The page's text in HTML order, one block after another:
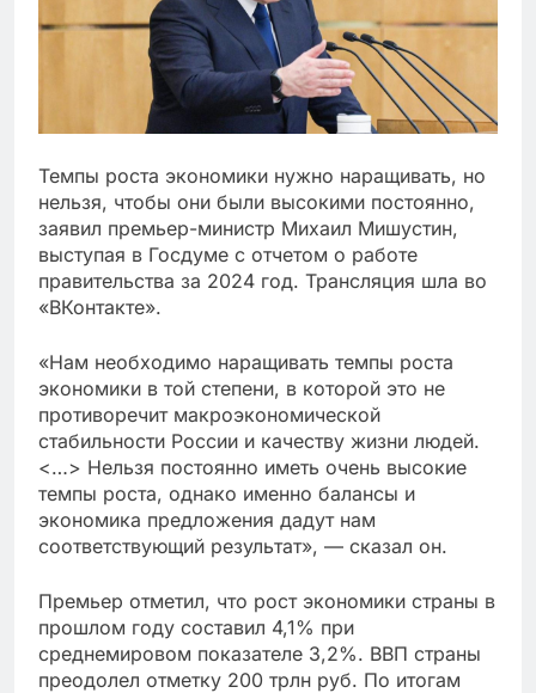
Темпы роста экономики нужно наращивать, но
нельзя, чтобы они были высокими постоянно,
заявил премьер-министр Михаил Мишустин,
выступая в Госдуме с отчетом о работе
правительства за 2024 год. Трансляция шла во
«ВКонтакте».
«Нам необходимо наращивать темпы роста
экономики в той степени, в которой это не
противоречит макроэкономической
стабильности России и качеству жизни людей.
<…> Нельзя постоянно иметь очень высокие
темпы роста, однако именно балансы и
экономика предложения дадут нам
соответствующий результат», — сказал он.
Премьер отметил, что рост экономики страны в
прошлом году составил 4,1% при
среднемировом показателе 3,2%. ВВП страны
преодолел отметку 200 трлн руб. По итогам